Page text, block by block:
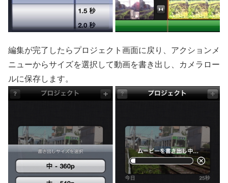
編集が完了したらプロジェクト画面に戻り、アクションメ
ニューからサイズを選択して動画を書き出し、カメラロー
ルに保存します。